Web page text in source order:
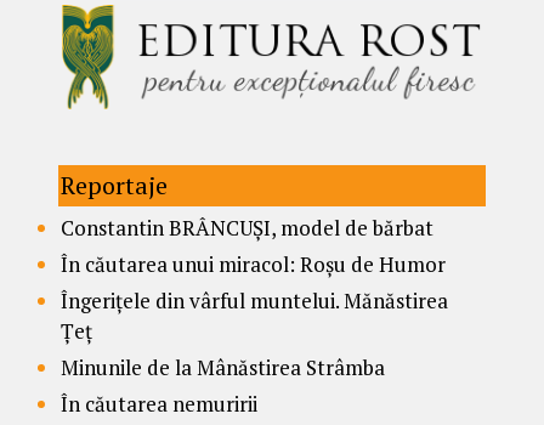
Reportaje
Constantin BRÂNCUȘI, model de bărbat
În căutarea unui miracol: Roșu de Humor
Îngerițele din vârful muntelui. Mănăstirea
Țeț
Minunile de la Mânăstirea Strâmba
În căutarea nemuririi